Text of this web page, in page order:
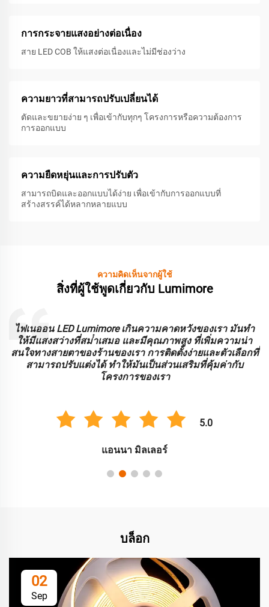
การกระจายแสงอย่างต่อเนื่อง
สาย LED COB ให้แสงต่อเนื่องและไม่มีช่องว่าง
ความยาวที่สามารถปรับเปลี่ยนได้
ตัดและขยายง่าย ๆ เพื่อเข้ากับทุกๆ โครงการหรือความต้องการ
การออกแบบ
ความยืดหยุ่นและการปรับตัว
สามารถบิดและออกแบบได้ง่าย เพื่อเข้ากับการออกแบบที่
สร้างสรรค์ได้หลากหลายแบบ
ความคิดเห็นจากผู้ใช้
สิ่งที่ผู้ใช้พูดเกี่ยวกับ Lumimore
ไฟเนออน LED Lumimore เกินความคาดหวังของเรา มันทํา
ให้มีแสงสว่างที่สม่ําเสมอ และมีคุณภาพสูง ที่เพิ่มความน่า
สนใจทางสายตาของร้านของเรา การติดตั้งง่ายและตัวเลือกที่
สามารถปรับแต่งได้ ทําให้มันเป็นส่วนเสริมที่คุ้มค่ากับ
โครงการของเรา
5.0
แอนนา มิลเลอร์
บล็อก
02
Sep